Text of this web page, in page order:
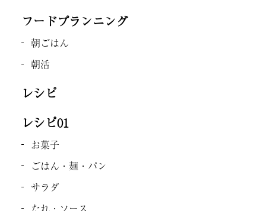
フードプランニング
朝ごはん
朝活
レシピ
レシピ01
お菓子
ごはん・麺・パン
サラダ
たれ・ソース